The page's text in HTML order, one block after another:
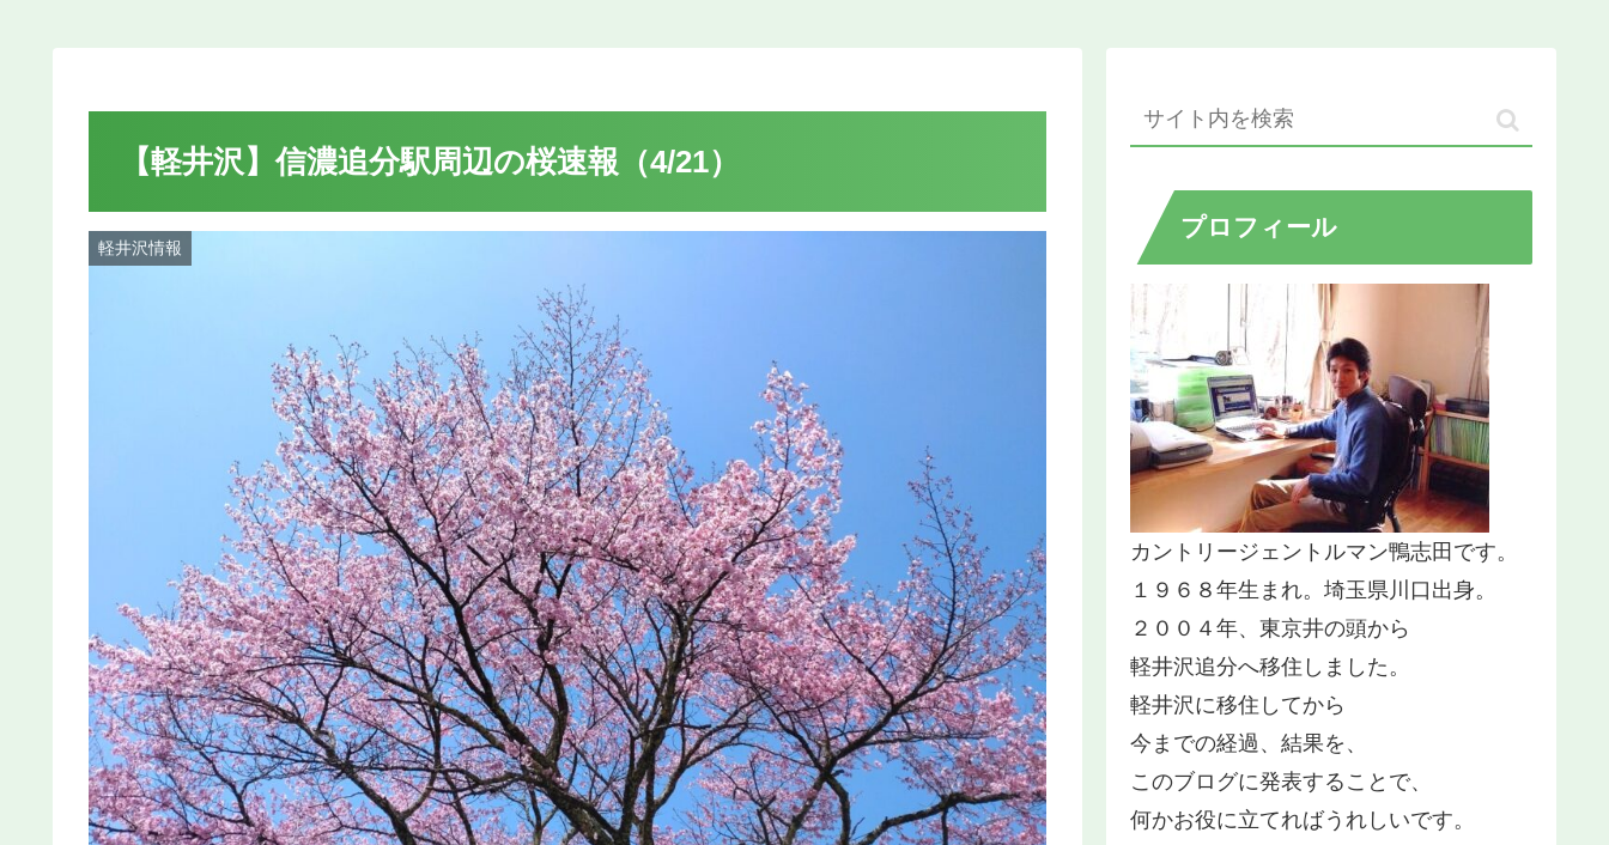
【軽井沢】信濃追分駅周辺の桜速報（4/21）
軽井沢情報
プロフィール
カントリージェントルマン鴨志田です。
１９６８年生まれ。埼玉県川口出身。
２００４年、東京井の頭から
軽井沢追分へ移住しました。
軽井沢に移住してから
今までの経過、結果を、
このブログに発表することで、
何かお役に立てればうれしいです。